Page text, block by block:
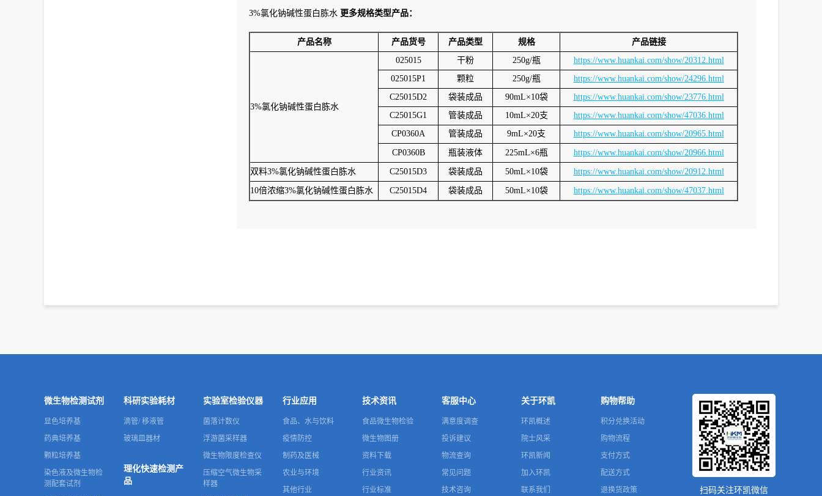
3%氯化钠碱性蛋白胨水 更多规格类型产品：
产品名称 产品货号 产品类型 规格 产品链接
3%氯化钠碱性蛋白胨水
025015 干粉 250g/瓶
https://www.huankai.com/show/20312.html
025015P1
颗粒 250g/瓶
https://www.huankai.com/show/24296.html
C25015D2
袋装成品 90mL×10袋
https://www.huankai.com/show/23776.html
C25015G1
管装成品 10mL×20支
https://www.huankai.com/show/47036.html
CP0360A
管装成品 9mL×20支 https://www.huankai.com/show/20965.html
CP0360B 瓶装液体 225mL×6瓶 https://www.huankai.com/show/20966.html
双料3%氯化钠碱性蛋白胨水 C25015D3 袋装成品 50mL×10袋 https://www.huankai.com/show/20912.html
10倍浓缩3%氯化钠碱性蛋白胨水 C25015D4 袋装成品 50mL×10袋 https://www.huankai.com/show/47037.html
微生物检测试剂
显色培养基
药典培养基
颗粒培养基
染色液及微生物检
测配套试剂
科研实验耗材
滴管/ 移液管
玻璃皿器材
理化快速检测产
品
实验室检验仪器
菌落计数仪
浮游菌采样器
微生物限度检查仪
压缩空气微生物采
样器
行业应用
食品、水与饮料
疫情防控
制药及医械
农业与环境
其他行业
技术资讯
食品微生物检验
微生物图册
资料下载
行业资讯
行业标准
客服中心
满意度调查
投诉建议
物流查询
常见问题
技术咨询
关于环凯
环凯概述
院士风采
环凯新闻
加入环凯
联系我们
购物帮助
积分兑换活动
购物流程
支付方式
配送方式
退换货政策
扫码关注环凯微信